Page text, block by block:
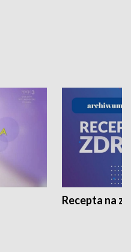
Recepta na